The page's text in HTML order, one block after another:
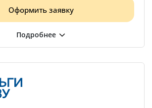
Оформить заявку